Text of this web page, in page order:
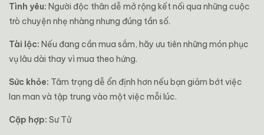
Tình yêu: Người độc thân dễ mở rộng kết nối qua những cuộc
trò chuyện nhẹ nhàng nhưng đúng tần số.
Tài lộc: Nếu đang cần mua sắm, hãy ưu tiên những món phục
vụ lâu dài thay vì mua theo hứng.
Sức khỏe: Tâm trạng dễ ổn định hơn nếu bạn giảm bớt việc
lan man và tập trung vào một việc mỗi lúc.
Cặp hợp: Sư Tử